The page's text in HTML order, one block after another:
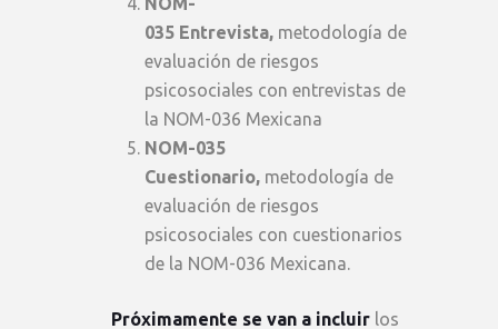
035 Entrevista, metodología de
evaluación de riesgos
psicosociales con entrevistas de
la NOM-036 Mexicana
NOM-035
Cuestionario, metodología de
evaluación de riesgos
psicosociales con cuestionarios
de la NOM-036 Mexicana.
Próximamente se van a incluir los